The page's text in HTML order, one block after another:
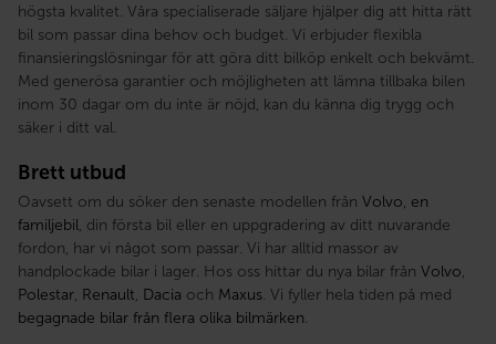
högsta kvalitet. Våra specialiserade säljare hjälper dig att hitta rätt
bil som passar dina behov och budget. Vi erbjuder flexibla
finansieringslösningar för att göra ditt bilköp enkelt och bekvämt.
Med generösa garantier och möjligheten att lämna tillbaka bilen
inom 30 dagar om du inte är nöjd, kan du känna dig trygg och
säker i ditt val.
Brett utbud
Oavsett om du söker den senaste modellen från Volvo, en
familjebil, din första bil eller en uppgradering av ditt nuvarande
fordon, har vi något som passar. Vi har alltid massor av
handplockade bilar i lager. Hos oss hittar du nya bilar från Volvo,
Polestar, Renault, Dacia och Maxus. Vi fyller hela tiden på med
begagnade bilar från flera olika bilmärken.